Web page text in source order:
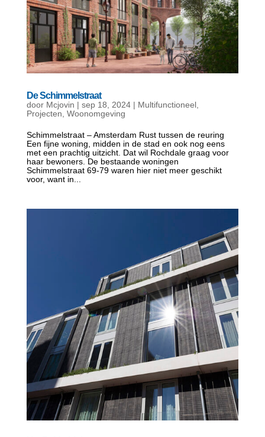
De Schimmelstraat
door Mcjovin | sep 18, 2024| Multifunctioneel,
Projecten Woonomgeving
Schimmelstraat – Amsterdam Rust tussen de reuring
Een fijne woning, midden in de stad en ook nog eens
met een prachtig uitzicht. Dat wil Rochdale graag voor
haar bewoners. De bestaande woningen
Schimmelstraat 69-79 waren hier niet meer geschikt
voor, want in...